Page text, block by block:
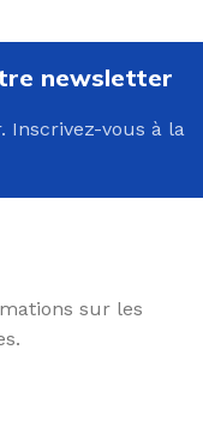
newsletter
Inscrivez-vous à la
sur les